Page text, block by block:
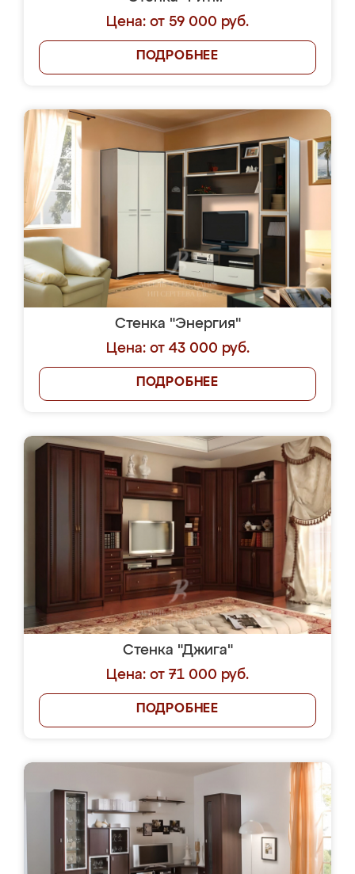
Цена: от 59 000 руб.
ПОДРОБНЕЕ
Стенка "Энергия"
Цена: от 43 000 руб.
ПОДРОБНЕЕ
Стенка "Джига"
Цена: от 71 000 руб.
ПОДРОБНЕЕ